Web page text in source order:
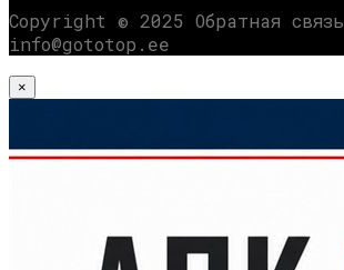
Copyright © 2025 Обратная связь
info@gototop.ee
×